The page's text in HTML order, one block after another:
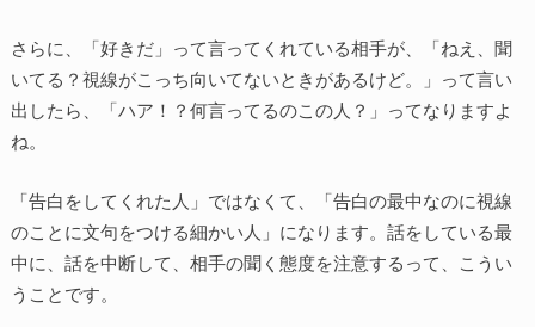
さらに、「好きだ」って言ってくれている相手が、「ねえ、聞
いてる？視線がこっち向いてないときがあるけど。」って言い
出したら、「ハア！？何言ってるのこの人？」ってなりますよ
ね。
「告白をしてくれた人」ではなくて、「告白の最中なのに視線
のことに文句をつける細かい人」になります。話をしている最
中に、話を中断して、相手の聞く態度を注意するって、こうい
うことです。